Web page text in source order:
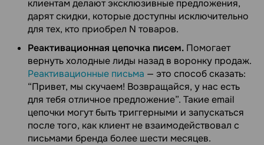
клиентам делают эксклюзивные предложения,
дарят скидки, которые доступны исключительно
для тех, кто приобрел N товаров.
Реактивационная цепочка писем. Помогает
вернуть холодные лиды назад в воронку продаж.
Реактивационные письма — это способ сказать:
“Привет, мы скучаем! Возвращайся, у нас есть
для тебя отличное предложение”. Такие email
цепочки могут быть триггерными и запускаться
после того, как клиент не взаимодействовал с
письмами бренда более шести месяцев.